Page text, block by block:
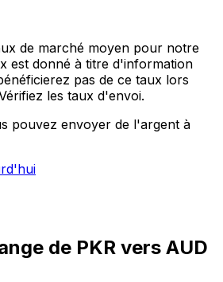
de marché moyen pour notre
est donné à titre d'information
pas de ce taux lors
les taux d'envoi.
pouvez envoyer de l'argent à
de PKR vers AUD